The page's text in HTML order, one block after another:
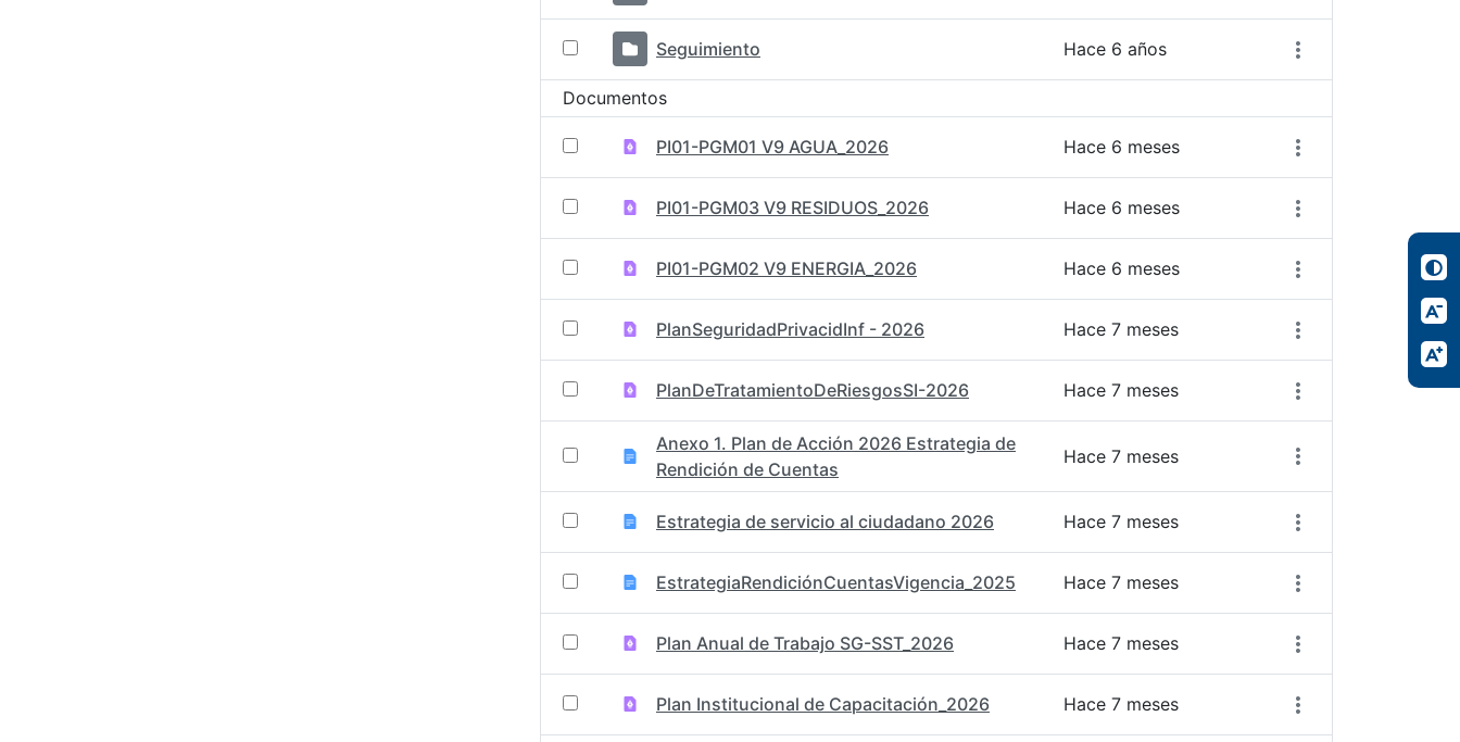
Seguimiento Hace 6 años
Documentos
PI01-PGM01 V9 AGUA_2026 Hace 6 meses
PI01-PGM03 V9 RESIDUOS_2026 Hace 6 meses
PI01-PGM02 V9 ENERGIA_2026 Hace 6 meses
PlanSeguridadPrivacidInf - 2026 Hace 7 meses
PlanDeTratamientoDeRiesgosSI-2026 Hace 7 meses
Anexo 1. Plan de Acción 2026 Estrategia de
Rendición de Cuentas
Hace 7 meses
Estrategia de servicio al ciudadano 2026 Hace 7 meses
EstrategiaRendiciónCuentasVigencia_2025 Hace 7 meses
Plan Anual de Trabajo SG-SST_2026 Hace 7 meses
Plan Institucional de Capacitación_2026 Hace 7 meses